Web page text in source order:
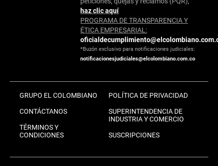
haz clic aquí
PROGRAMA DE TRANSPARENCIA Y
ÉTICA EMPRESARIAL:
*Buzón exclusivo para notificaciones judiciales:
notificacionesjudiciales@elcolombiano.com.co
GRUPO EL COLOMBIANO
CONTÁCTANOS
TÉRMINOS Y
CONDICIONES
POLÍTICA DE PRIVACIDAD
SUPERINTENDENCIA DE
INDUSTRIA Y COMERCIO
SUSCRIPCIONES